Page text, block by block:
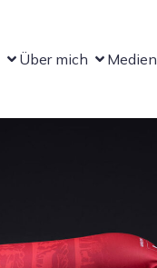
Über mich Medien